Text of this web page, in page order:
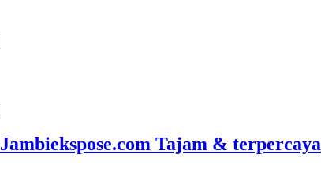
Jambiekspose.com Tajam & terpercaya